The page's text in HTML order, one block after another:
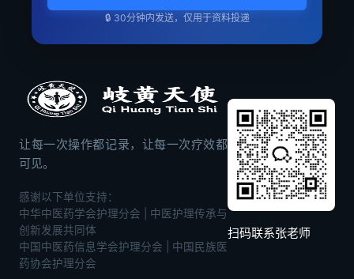
🔒 30分钟内发送，仅用于资料投递
让每一次操作都记录，让每一次疗效都
可见。
感谢以下单位支持：
中华中医药学会护理分会 | 中医护理传承与
创新发展共同体
中国中医药信息学会护理分会 | 中国民族医
药协会护理分会
扫码联系张老师